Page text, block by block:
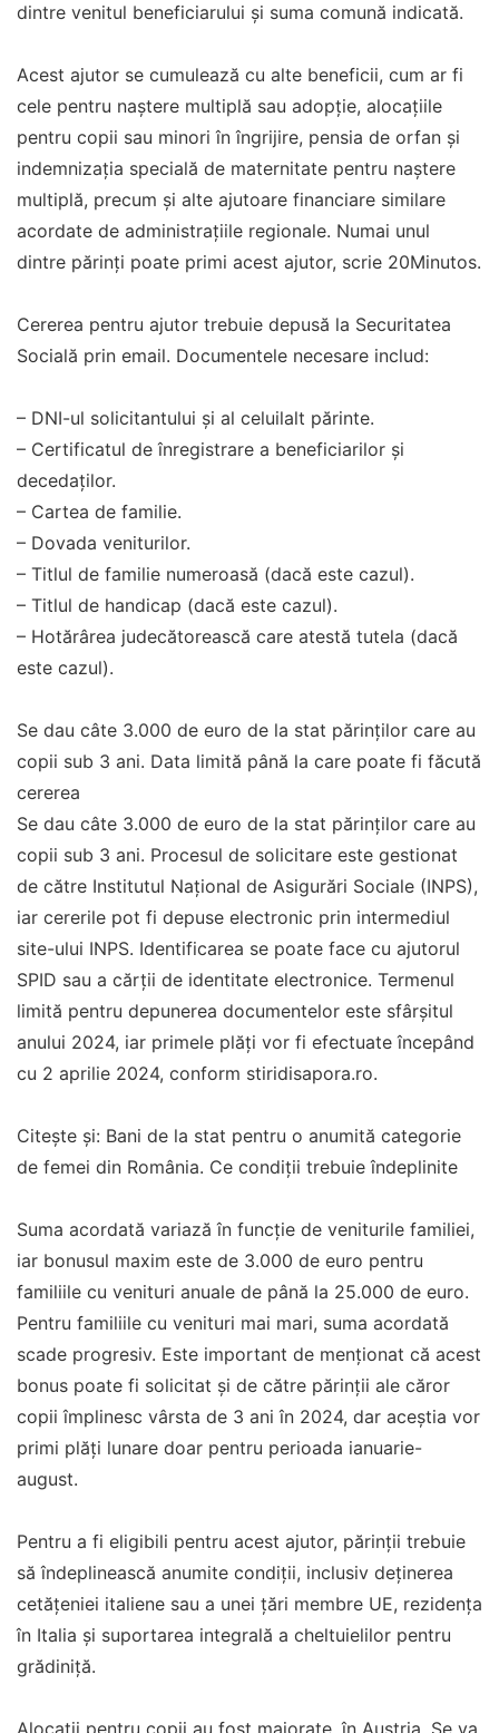
dintre venitul beneficiarului și suma comună indicată.
Acest ajutor se cumulează cu alte beneficii, cum ar fi
cele pentru naștere multiplă sau adopție, alocațiile
pentru copii sau minori în îngrijire, pensia de orfan și
indemnizația specială de maternitate pentru naștere
multiplă, precum și alte ajutoare financiare similare
acordate de administrațiile regionale. Numai unul
dintre părinți poate primi acest ajutor, scrie 20Minutos.
Cererea pentru ajutor trebuie depusă la Securitatea
Socială prin email. Documentele necesare includ:
– DNI-ul solicitantului și al celuilalt părinte.
– Certificatul de înregistrare a beneficiarilor și
decedaților.
– Cartea de familie.
– Dovada veniturilor.
– Titlul de familie numeroasă (dacă este cazul).
– Titlul de handicap (dacă este cazul).
– Hotărârea judecătorească care atestă tutela (dacă
este cazul).
Se dau câte 3.000 de euro de la stat părinţilor care au
copii sub 3 ani. Data limită până la care poate fi făcută
cererea
Se dau câte 3.000 de euro de la stat părinţilor care au
copii sub 3 ani. Procesul de solicitare este gestionat
de către Institutul Național de Asigurări Sociale (INPS),
iar cererile pot fi depuse electronic prin intermediul
site-ului INPS. Identificarea se poate face cu ajutorul
SPID sau a cărții de identitate electronice. Termenul
limită pentru depunerea documentelor este sfârșitul
anului 2024, iar primele plăți vor fi efectuate începând
cu 2 aprilie 2024, conform stiridisapora.ro.
Citeşte şi: Bani de la stat pentru o anumită categorie
de femei din România. Ce condiţii trebuie îndeplinite
Suma acordată variază în funcție de veniturile familiei,
iar bonusul maxim este de 3.000 de euro pentru
familiile cu venituri anuale de până la 25.000 de euro.
Pentru familiile cu venituri mai mari, suma acordată
scade progresiv. Este important de menționat că acest
bonus poate fi solicitat și de către părinții ale căror
copii împlinesc vârsta de 3 ani în 2024, dar aceștia vor
primi plăți lunare doar pentru perioada ianuarie-
august.
Pentru a fi eligibili pentru acest ajutor, părinții trebuie
să îndeplinească anumite condiții, inclusiv deținerea
cetățeniei italiene sau a unei țări membre UE, rezidența
în Italia și suportarea integrală a cheltuielilor pentru
grădiniță.
Alocații pentru copii au fost majorate, în Austria. Se va